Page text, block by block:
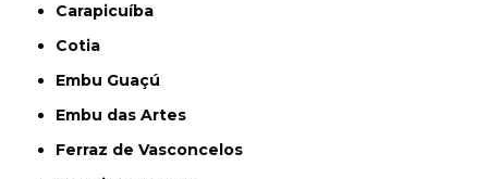
Carapicuíba
Cotia
Embu Guaçú
Embu das Artes
Ferraz de Vasconcelos